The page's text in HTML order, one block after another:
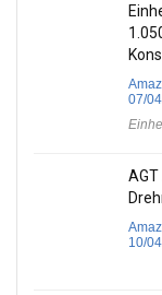
07/
10/